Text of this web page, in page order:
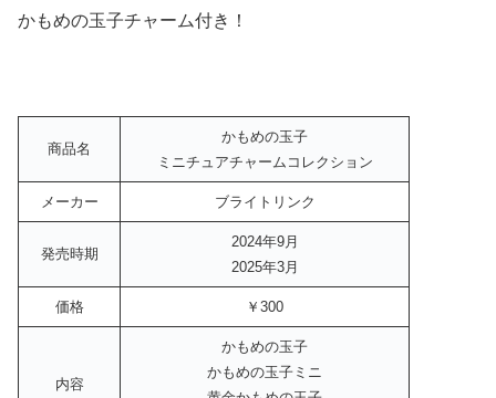
かもめの玉子チャーム付き！
商品名
かもめの玉子
ミニチュアチャームコレクション
メーカー ブライトリンク
発売時期
2024年9月
2025年3月
価格 ￥300
内容
かもめの玉子
かもめの玉子ミニ